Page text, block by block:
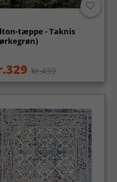
tæppe - Taknis
kr.439